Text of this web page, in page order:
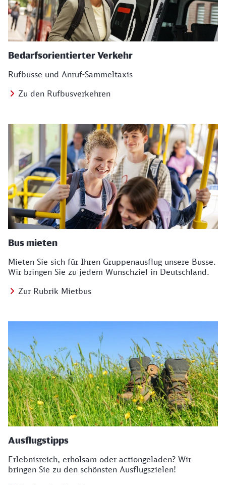
Bedarfsorientierter Verkehr
Rufbusse und Anruf-Sammeltaxis
Zu den Rufbusverkehren
Bus mieten
Mieten Sie sich für Ihren Gruppenausflug unsere Busse.
Wir bringen Sie zu jedem Wunschziel in Deutschland.
Zur Rubrik Mietbus
Ausflugstipps
Erlebnisreich, erholsam oder actiongeladen? Wir
bringen Sie zu den schönsten Ausflugszielen!